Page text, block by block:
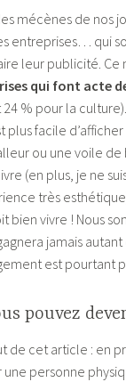
mécènes de nos
entreprises… qui
leur publicité. Ce
qui font acte
24 % pour la culture).
plus facile
ou une voile de
(en plus, je ne
très
bien vivre ! Nous
jamais
est pourtant
pouvez
de cet article : en
personne